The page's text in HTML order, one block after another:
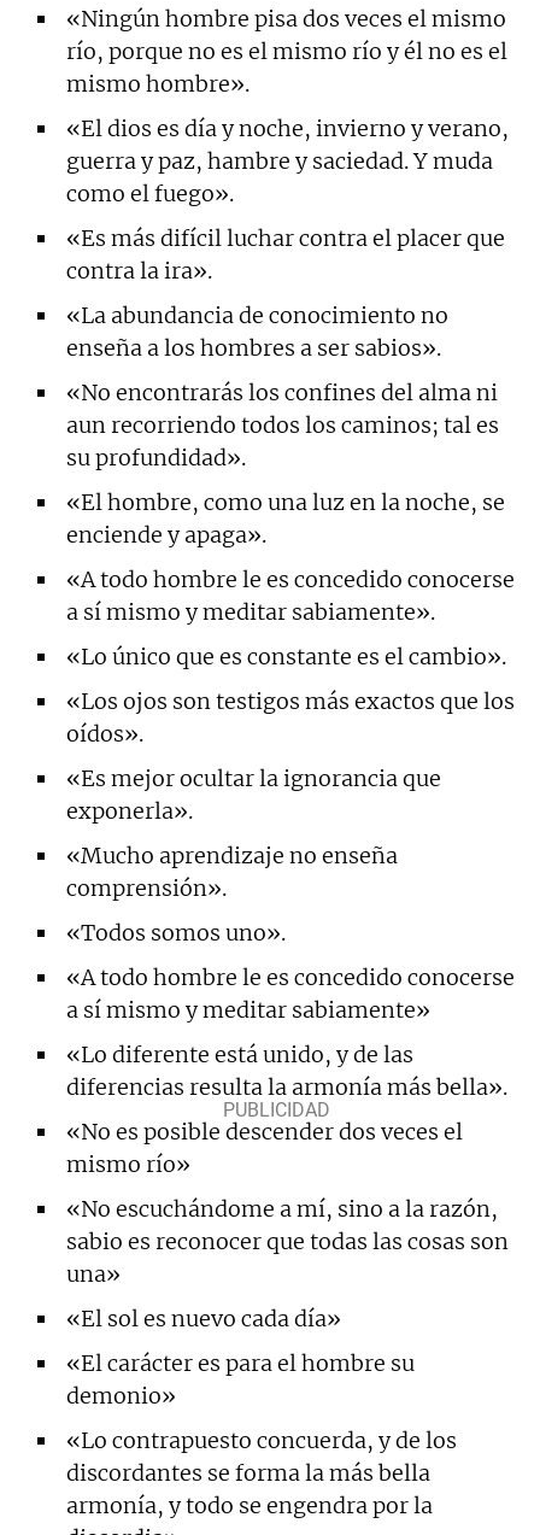
«Ningún hombre pisa dos veces el mismo
río, porque no es el mismo río y él no es el
mismo hombre».
«El dios es día y noche, invierno y verano,
guerra y paz, hambre y saciedad. Y muda
como el fuego».
«Es más difícil luchar contra el placer que
contra la ira».
«La abundancia de conocimiento no
enseña a los hombres a ser sabios».
«No encontrarás los confines del alma ni
aun recorriendo todos los caminos; tal es
su profundidad».
«El hombre, como una luz en la noche, se
enciende y apaga».
«A todo hombre le es concedido conocerse
a sí mismo y meditar sabiamente».
«Lo único que es constante es el cambio».
«Los ojos son testigos más exactos que los
oídos».
«Es mejor ocultar la ignorancia que
exponerla».
«Mucho aprendizaje no enseña
comprensión».
«Todos somos uno».
«A todo hombre le es concedido conocerse
a sí mismo y meditar sabiamente»
«Lo diferente está unido, y de las
diferencias resulta la armonía más bella».
«No es posible descender dos veces el
mismo río»
«No escuchándome a mí, sino a la razón,
sabio es reconocer que todas las cosas son
una»
«El sol es nuevo cada día»
«El carácter es para el hombre su
demonio»
«Lo contrapuesto concuerda, y de los
discordantes se forma la más bella
armonía, y todo se engendra por la